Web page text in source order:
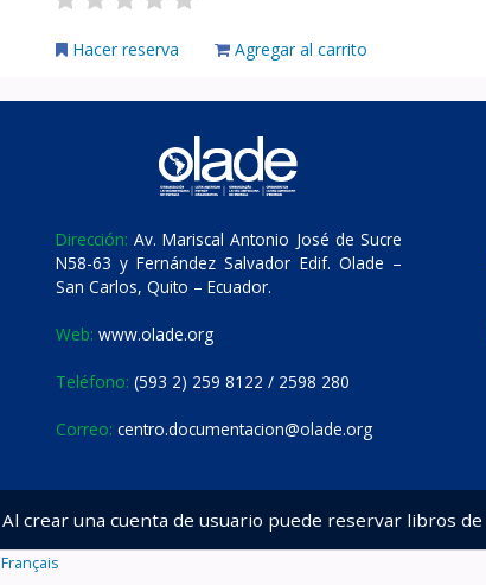
Hacer reserva Agregar al carrito
Dirección: Av. Mariscal Antonio José de Sucre
N58-63 y Fernández Salvador Edif. Olade –
San Carlos, Quito – Ecuador.
Web: www.olade.org
Teléfono: (593 2) 259 8122 / 2598 280
Correo: centro.documentacion@olade.org
Al crear una cuenta de usuario puede reservar libros
Français